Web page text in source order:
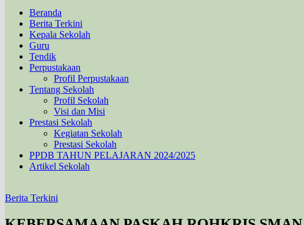
Beranda
Berita Terkini
Kepala Sekolah
Guru
Tendik
Perpustakaan
Profil Perpustakaan
Tentang Sekolah
Profil Sekolah
Visi dan Misi
Prestasi Sekolah
Kegiatan Sekolah
Prestasi Sekolah
PPDB TAHUN PELAJARAN 2024/2025
Artikel Sekolah
Berita Terkini